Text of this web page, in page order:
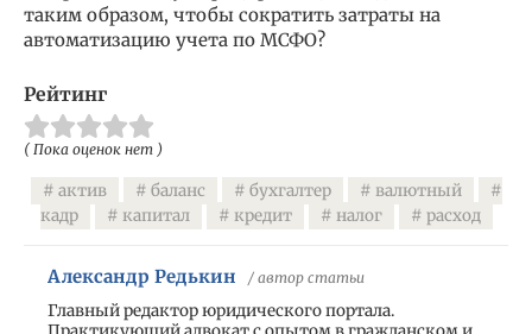
таким образом, чтобы сократить затраты на
автоматизацию учета по МСФО?
Рейтинг
( Пока оценок нет )
актив баланс бухгалтер
валютный
кадр
капитал кредит налог расход
Александр Редькин / автор статьи
Главный редактор юридического портала.